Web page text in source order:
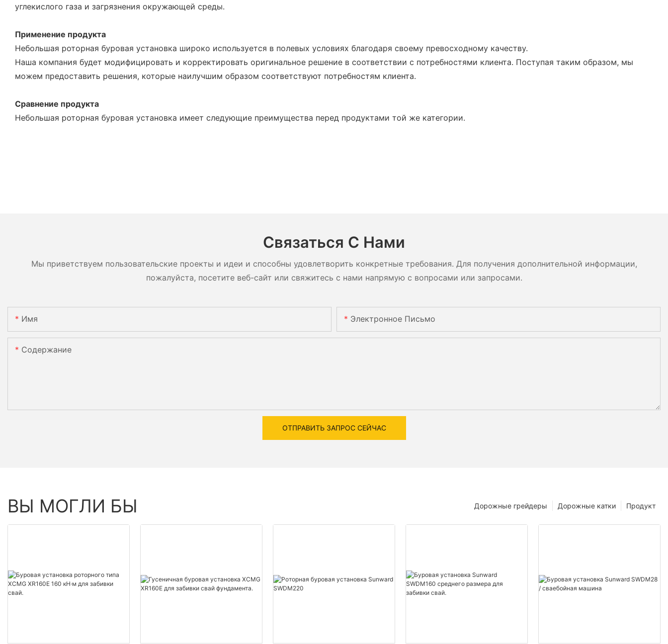
углекислого газа и загрязнения окружающей среды.
Применение продукта
Небольшая роторная буровая установка широко используется в полевых условиях благодаря своему превосходному качеству.
Наша компания будет модифицировать и корректировать оригинальное решение в соответствии с потребностями клиента. Поступая таким образом, мы
можем предоставить решения, которые наилучшим образом соответствуют потребностям клиента.
Сравнение продукта
Небольшая роторная буровая установка имеет следующие преимущества перед продуктами той же категории.
Связаться С Нами
Мы приветствуем пользовательские проекты и идеи и способны удовлетворить конкретные требования. Для получения дополнительной информации,
пожалуйста, посетите веб-сайт или свяжитесь с нами напрямую с вопросами или запросами.
Имя Электронное Письмо
Содержание
ОТПРАВИТЬ ЗАПРОС СЕЙЧАС
ВЫ МОГЛИ БЫ Продукт
Дорожные катки
Дорожные грейдеры